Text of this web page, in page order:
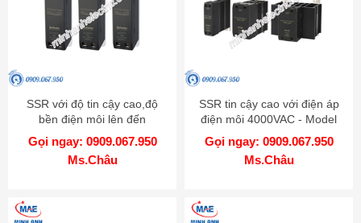
SSR với độ tin cậy cao,độ
bền điện môi lên đến
4000VAC - Model SRC1
Gọi ngay: 0909.067.950
Ms.Châu
SSR tin cậy cao với điện áp
điện môi 4000VAC - Model
SRH1
Gọi ngay: 0909.067.950
Ms.Châu